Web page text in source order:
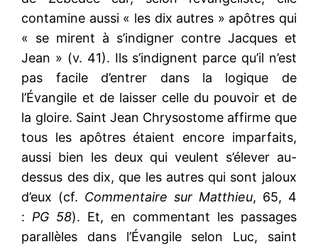
contamine aussi « les dix autres » apôtres qui
« se mirent à s’indigner contre Jacques et
Jean » (v. 41). Ils s’indignent parce qu’il n’est
pas facile d’entrer dans la logique de
l’Évangile et de laisser celle du pouvoir et de
la gloire. Saint Jean Chrysostome affirme que
tous les apôtres étaient encore imparfaits,
aussi bien les deux qui veulent s’élever au-
dessus des dix, que les autres qui sont jaloux
d’eux (cf. Commentaire sur Matthieu, 65, 4
: PG 58). Et, en commentant les passages
parallèles dans l’Évangile selon Luc, saint